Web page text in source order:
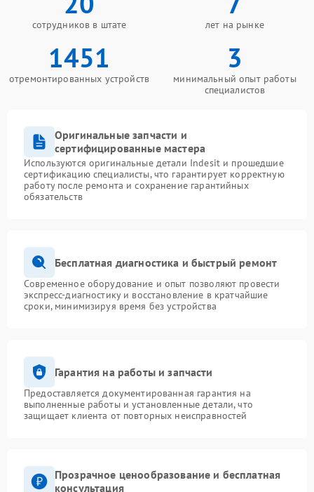
сотрудников в штате лет на рынке
1451
отремонтированных устройств
3
минимальный опыт работы
специалистов
Оригинальные запчасти и
сертифицированные мастера
Используются оригинальные детали Indesit и прошедшие
сертификацию специалисты, что гарантирует корректную
работу после ремонта и сохранение гарантийных
обязательств
Бесплатная диагностика и быстрый ремонт
Современное оборудование и опыт позволяют провести
экспресс-диагностику и восстановление в кратчайшие
сроки, минимизируя время без устройства
Гарантия на работы и запчасти
Предоставляется документированная гарантия на
выполненные работы и установленные детали, что
защищает клиента от повторных неисправностей
Прозрачное ценообразование и бесплатная
консультация